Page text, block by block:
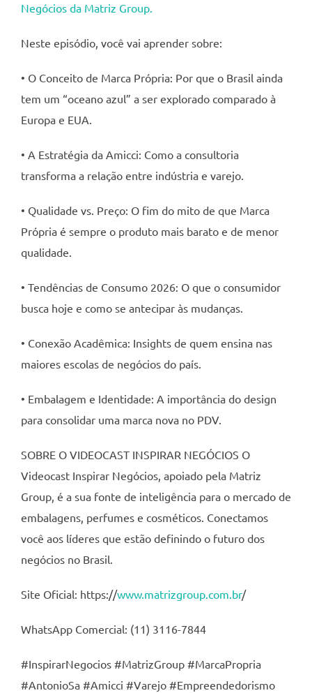
Negócios da Matriz Group.
Neste episódio, você vai aprender sobre:
• O Conceito de Marca Própria: Por que o Brasil ainda
tem um “oceano azul” a ser explorado comparado à
Europa e EUA.
• A Estratégia da Amicci: Como a consultoria
transforma a relação entre indústria e varejo.
• Qualidade vs. Preço: O fim do mito de que Marca
Própria é sempre o produto mais barato e de menor
qualidade.
• Tendências de Consumo 2026: O que o consumidor
busca hoje e como se antecipar às mudanças.
• Conexão Acadêmica: Insights de quem ensina nas
maiores escolas de negócios do país.
• Embalagem e Identidade: A importância do design
para consolidar uma marca nova no PDV.
SOBRE O VIDEOCAST INSPIRAR NEGÓCIOS O
Videocast Inspirar Negócios, apoiado pela Matriz
Group, é a sua fonte de inteligência para o mercado de
embalagens, perfumes e cosméticos. Conectamos
você aos líderes que estão definindo o futuro dos
negócios no Brasil.
Site Oficial: https://www.matrizgroup.com.br/
WhatsApp Comercial: (11) 3116-7844
#InspirarNegocios #MatrizGroup #MarcaPropria
#AntonioSa #Amicci #Varejo #Empreendedorismo